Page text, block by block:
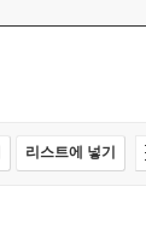
리스트에 넣기